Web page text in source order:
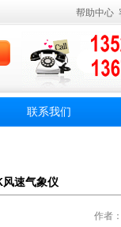
帮助中心
联系我们
速气象仪
作者